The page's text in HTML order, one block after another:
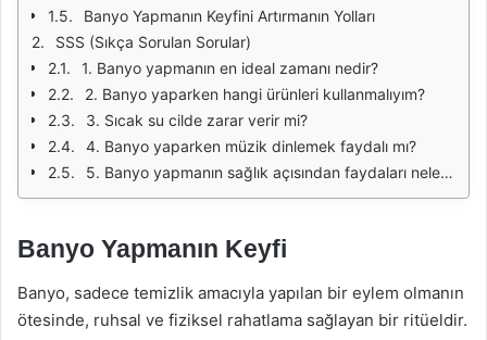
Banyo Yapmanın Keyfini Artırmanın Yolları
SSS (Sıkça Sorulan Sorular)
1. Banyo yapmanın en ideal zamanı nedir?
2. Banyo yaparken hangi ürünleri kullanmalıyım?
3. Sıcak su cilde zarar verir mi?
4. Banyo yaparken müzik dinlemek faydalı mı?
5. Banyo yapmanın sağlık açısından faydaları nelerdir?
Banyo Yapmanın Keyfi
Banyo, sadece temizlik amacıyla yapılan bir eylem olmanın
ötesinde, ruhsal ve fiziksel rahatlama sağlayan bir ritüeldir.